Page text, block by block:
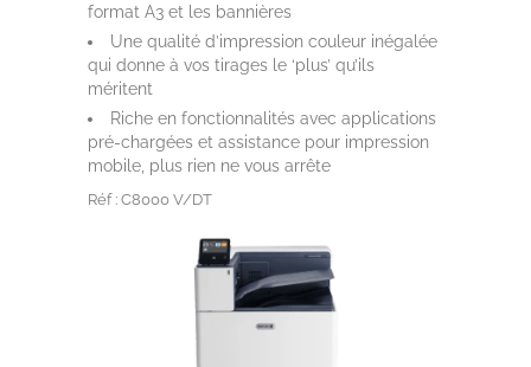
format A3 et les bannières
Une qualité d’impression couleur inégalée
qui donne à vos tirages le ‘plus’ qu’ils
méritent
Riche en fonctionnalités avec applications
pré-chargées et assistance pour impression
mobile, plus rien ne vous arrête
Réf : C8000 V/DT